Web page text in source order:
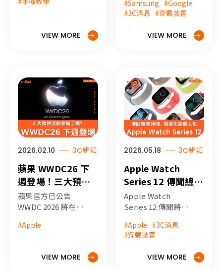
你學會包括下載影
串列發佈與IG同步設
VIEW MORE
Android XR 系統、
外型設計與眼鏡潮牌
Gemini 提供多種免
出？讓 miko 米可手
機館為你整理最完整
的懶人包
#Samsung #Google
#3C消息 #穿戴裝置
VIEW MORE
2026.02.10 3C新知
蘋果 WWDC26 下
週登場！三大預熱
活動、新標語暗示
iOS 27 升級重點！
蘋果官方已公告
WWDC 2026 將在台
辦，miko 米可手機
WWDC、這次 iOS
#Apple
VIEW MORE
2026.05.18 3C新知
Apple Watch
Series 12 傳聞總整
理：規格、上市時
間與健康功能亮點
全解析
Apple Watch
Series 12 傳聞將在
會登場，本文詳細整
理開賣預測時間、3
Touch ID 可能性，
#Apple #3C消息
#穿戴裝置
VIEW MORE